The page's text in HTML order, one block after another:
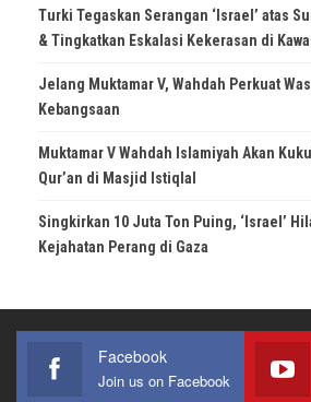
Turki Tegaskan Serangan ‘Israel’ atas
& Tingkatkan Eskalasi Kekerasan di
Jelang Muktamar V, Wahdah Perkuat
Kebangsaan
Muktamar V Wahdah Islamiyah Akan
Qur’an di Masjid Istiqlal
Singkirkan 10 Juta Ton Puing, ‘Israel’
Kejahatan Perang di Gaza
Facebook
Join us on Facebook